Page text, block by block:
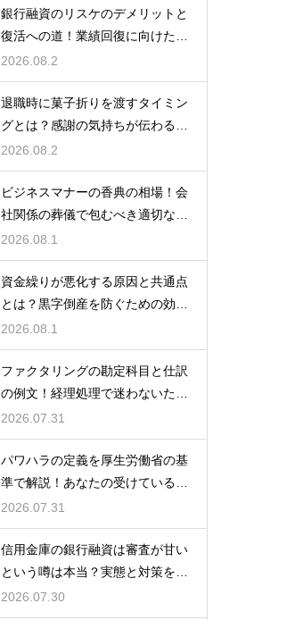
銀行融資のリスケのデメリットと
復活への道！業績回復に向けた事
業計画
2026.08.2
退職時に菓子折りを渡すタイミン
グとは？感謝の気持ちが伝わる正
しいマナー
2026.08.2
ビジネスマナーの香典の相場！会
社関係の葬儀で包むべき適切な金
額の目安
2026.08.1
資金繰りが悪化する原因と共通点
とは？黒字倒産を防ぐための効果
的な対策
2026.08.1
ファクタリングの勘定科目と仕訳
の例文！経理処理で迷わないため
の知識
2026.07.31
パワハラの定義を厚生労働省の基
準で解説！あなたの受けている行
為は該当する？
2026.07.31
信用金庫の銀行融資は審査が甘い
という噂は本当？実態と対策を徹
底解説
2026.07.30